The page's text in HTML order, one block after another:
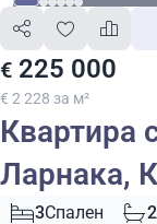
€ 225 000
€ 2 228 за м²
Квартира
Ларнака,
3Спален 2